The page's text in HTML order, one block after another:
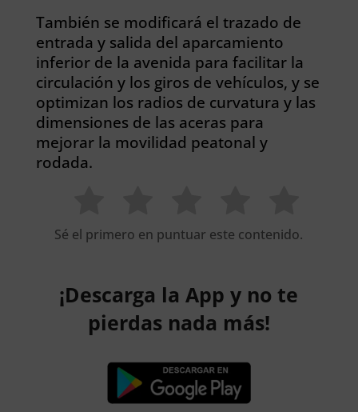
También se modificará el trazado de
entrada y salida del aparcamiento
inferior de la avenida para facilitar la
circulación y los giros de vehículos, y se
optimizan los radios de curvatura y las
dimensiones de las aceras para
mejorar la movilidad peatonal y
rodada.
Sé el primero en puntuar este contenido.
¡Descarga la App y no te
pierdas nada más!